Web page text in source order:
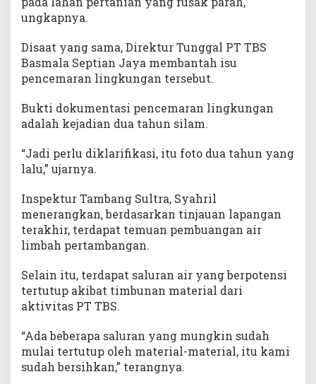
ungkapnya.
Disaat yang sama, Direktur Tunggal PT TBS
Basmala Septian Jaya membantah isu
pencemaran lingkungan tersebut.
Bukti dokumentasi pencemaran lingkungan
adalah kejadian dua tahun silam.
“Jadi perlu diklarifikasi, itu foto dua tahun yang
lalu,” ujarnya.
Inspektur Tambang Sultra, Syahril
menerangkan, berdasarkan tinjauan lapangan
terakhir, terdapat temuan pembuangan air
limbah pertambangan.
Selain itu, terdapat saluran air yang berpotensi
tertutup akibat timbunan material dari
aktivitas PT TBS.
“Ada beberapa saluran yang mungkin sudah
mulai tertutup oleh material-material, itu kami
sudah bersihkan,” terangnya.